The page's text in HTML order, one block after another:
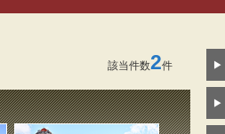
該当件数2件